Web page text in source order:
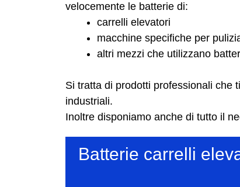
velocemente le batterie di:
carrelli elevatori
macchine specifiche per
altri mezzi che utilizzano
Si tratta di prodotti professionali che
industriali.
Inoltre disponiamo anche di tutto il
Batterie carrelli